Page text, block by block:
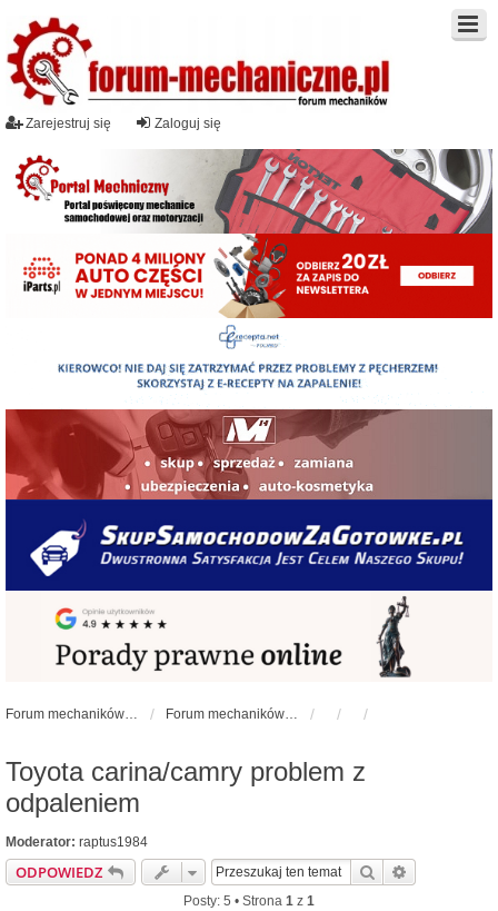
Zaloguj się
Zarejestruj się
Forum mechaników samochodowych - forum-mechaniczne.pl Forum mechaników samochodowych
Toyota carina/camry problem z
odpaleniem
Moderator: raptus1984
ODPOWIEDZ Szukaj
Posty: 5 • Strona 1 z 1